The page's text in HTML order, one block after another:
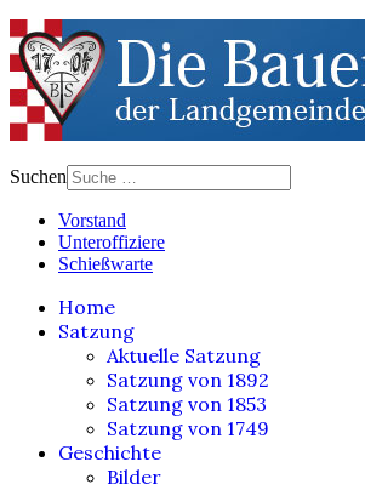
Suchen
Vorstand
Unteroffiziere
Schießwarte
Home
Satzung
Aktuelle Satzung
Satzung von 1892
Satzung von 1853
Satzung von 1749
Geschichte
Bilder